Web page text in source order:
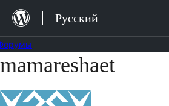
Перейти
содержимому
Русский
Перейти
содержимому
mamareshaet